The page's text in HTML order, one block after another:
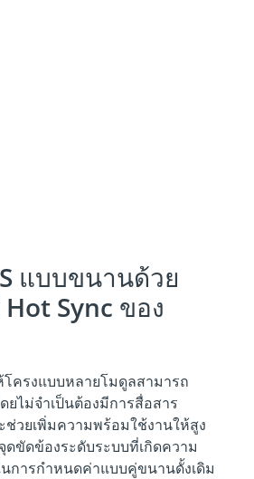
แบบขนานด้วย
Sync ของ
ครงแบบหลายโมดูลสามารถ
ไม่จำเป็นต้องมีการสื่อสาร
ช่วยเพิ่มความพร้อมใช้งานให้สูง
ขัดข้องระดับระบบที่เกิดความ
การกำหนดค่าแบบคู่ขนานดั้งเดิม